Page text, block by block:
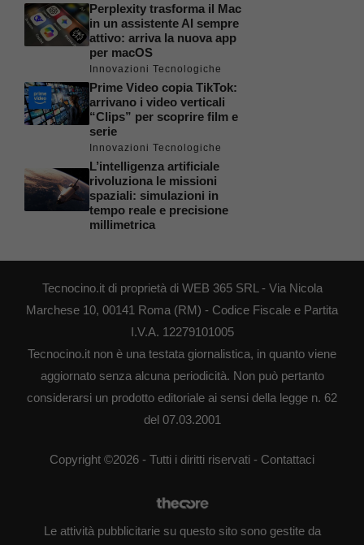
Perplexity trasforma il Mac
in un assistente AI sempre
attivo: arriva la nuova app
per macOS
Innovazioni Tecnologiche
Prime Video copia TikTok:
arrivano i video verticali
“Clips” per scoprire film e
serie
Innovazioni Tecnologiche
L’intelligenza artificiale
rivoluziona le missioni
spaziali: simulazioni in
tempo reale e precisione
millimetrica
Tecnocino.it di proprietà di WEB 365 SRL - Via Nicola
Marchese 10, 00141 Roma (RM) - Codice Fiscale e Partita
I.V.A. 12279101005
Tecnocino.it non è una testata giornalistica, in quanto viene
aggiornato senza alcuna periodicità. Non può pertanto
considerarsi un prodotto editoriale ai sensi della legge n. 62
del 07.03.2001
Copyright ©2026 - Tutti i diritti riservati - Contattaci
Le attività pubblicitarie su questo sito sono gestite da